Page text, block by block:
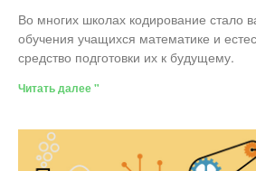
Во многих школах кодирование стало
обучения учащихся математике и
средство подготовки их к будущему.
Читать далее "